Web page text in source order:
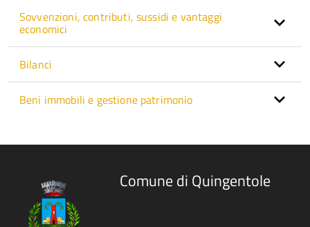
Sovvenzioni, contributi, sussidi e vantaggi
economici
Bilanci
Beni immobili e gestione patrimonio
Comune di Quingentole